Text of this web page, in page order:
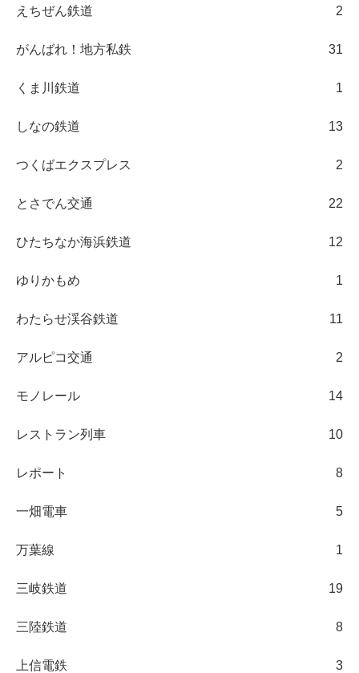
えちぜん鉄道 2
がんばれ！地方私鉄 31
くま川鉄道 1
しなの鉄道 13
つくばエクスプレス 2
とさでん交通 22
ひたちなか海浜鉄道 12
ゆりかもめ 1
わたらせ渓谷鉄道 11
アルピコ交通 2
モノレール 14
レストラン列車 10
レポート 8
一畑電車 5
万葉線 1
三岐鉄道 19
三陸鉄道 8
上信電鉄 3